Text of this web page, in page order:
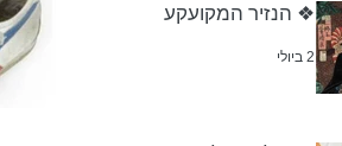
❖ הנזיר המקועקע
2 ביולי